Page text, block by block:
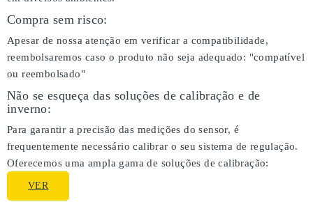
Compra sem risco:
Apesar de nossa atenção em verificar a compatibilidade,
reembolsaremos caso o produto não seja adequado: "compatível
ou reembolsado"
Não se esqueça das soluções de calibração e de
inverno:
Para garantir a precisão das medições do sensor, é
frequentemente necessário calibrar o seu sistema de regulação.
Oferecemos uma ampla gama de soluções de calibração:
VER